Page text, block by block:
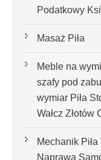
Podatkowy
Masaż Piła
Meble na
szafy pod
wymiar Piła
Wałcz Złotów
Mechanik
Naprawa